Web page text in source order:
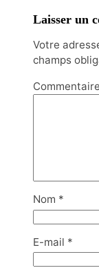
Laisser un
Votre
champs
Commentaire
Nom *
E-mail *